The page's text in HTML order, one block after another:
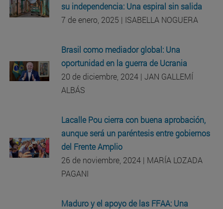
su independencia: Una espiral sin salida
7 de enero, 2025 | ISABELLA NOGUERA
Brasil como mediador global: Una
oportunidad en la guerra de Ucrania
20 de diciembre, 2024 | JAN GALLEMÍ
ALBÁS
Lacalle Pou cierra con buena aprobación,
aunque será un paréntesis entre gobiernos
del Frente Amplio
26 de noviembre, 2024 | MARÍA LOZADA
PAGANI
Maduro y el apoyo de las FFAA: Una